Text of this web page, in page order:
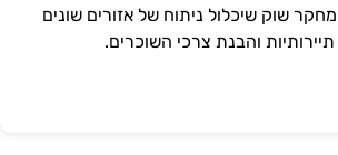
שוק שיכלול ניתוח של אזורים שונים
והבנת צרכי השוכרים.